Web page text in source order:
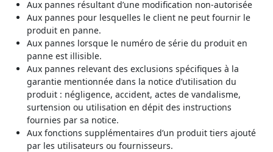
Aux pannes résultant d’une modification non-autorisée
Aux pannes pour lesquelles le client ne peut fournir le
produit en panne.
Aux pannes lorsque le numéro de série du produit en
panne est illisible.
Aux pannes relevant des exclusions spécifiques à la
garantie mentionnée dans la notice d’utilisation du
produit : négligence, accident, actes de vandalisme,
surtension ou utilisation en dépit des instructions
fournies par sa notice.
Aux fonctions supplémentaires d’un produit tiers ajouté
par les utilisateurs ou fournisseurs.